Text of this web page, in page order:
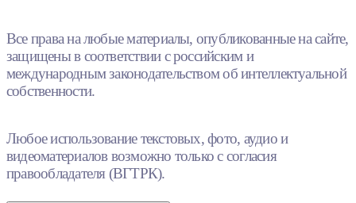
Все права на любые материалы, опубликованные на сайте,
защищены в соответствии с российским и
международным законодательством об интеллектуальной
собственности.
Любое использование текстовых, фото, аудио и
видеоматериалов возможно только с согласия
правообладателя (ВГТРК).